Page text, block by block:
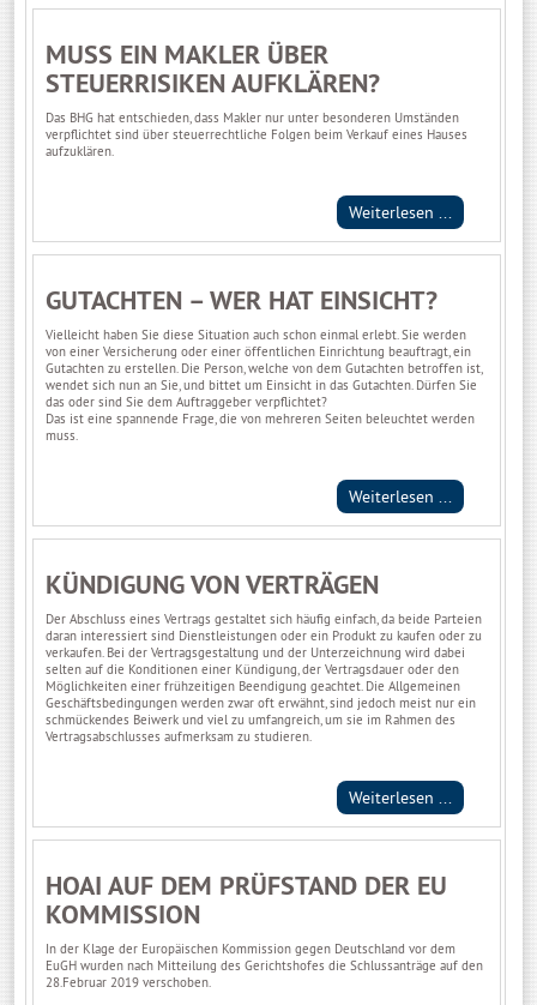
MUSS EIN MAKLER ÜBER
STEUERRISIKEN AUFKLÄREN?
Das BHG hat entschieden, dass Makler nur unter besonderen Umständen
verpflichtet sind über steuerrechtliche Folgen beim Verkauf eines Hauses
aufzuklären.
Weiterlesen ...
GUTACHTEN – WER HAT EINSICHT?
Vielleicht haben Sie diese Situation auch schon einmal erlebt. Sie werden
von einer Versicherung oder einer öffentlichen Einrichtung beauftragt, ein
Gutachten zu erstellen. Die Person, welche von dem Gutachten betroffen ist,
wendet sich nun an Sie, und bittet um Einsicht in das Gutachten. Dürfen Sie
das oder sind Sie dem Auftraggeber verpflichtet?
Das ist eine spannende Frage, die von mehreren Seiten beleuchtet werden
muss.
Weiterlesen ...
KÜNDIGUNG VON VERTRÄGEN
Der Abschluss eines Vertrags gestaltet sich häufig einfach, da beide Parteien
daran interessiert sind Dienstleistungen oder ein Produkt zu kaufen oder zu
verkaufen. Bei der Vertragsgestaltung und der Unterzeichnung wird dabei
selten auf die Konditionen einer Kündigung, der Vertragsdauer oder den
Möglichkeiten einer frühzeitigen Beendigung geachtet. Die Allgemeinen
Geschäftsbedingungen werden zwar oft erwähnt, sind jedoch meist nur ein
schmückendes Beiwerk und viel zu umfangreich, um sie im Rahmen des
Vertragsabschlusses aufmerksam zu studieren.
Weiterlesen ...
HOAI AUF DEM PRÜFSTAND DER EU
KOMMISSION
In der Klage der Europäischen Kommission gegen Deutschland vor dem
EuGH wurden nach Mitteilung des Gerichtshofes die Schlussanträge auf den
28.Februar 2019 verschoben.